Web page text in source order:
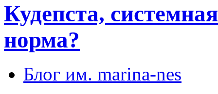
Кудепста,
норма?
Блог им. marina-nes